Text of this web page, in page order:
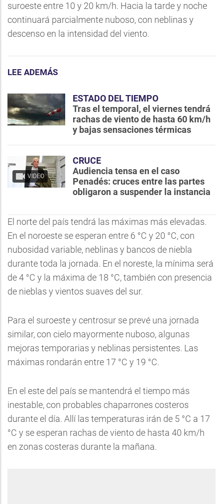
suroeste entre 10 y 20 km/h. Hacia la tarde y noche
continuará parcialmente nuboso, con neblinas y
descenso en la intensidad del viento.
LEE ADEMÁS
ESTADO DEL TIEMPO
Tras el temporal, el viernes tendrá
rachas de viento de hasta 60 km/h
y bajas sensaciones térmicas
VIDEO
CRUCE
Audiencia tensa en el caso
Penadés: cruces entre las partes
obligaron a suspender la instancia
El norte del país tendrá las máximas más elevadas.
En el noroeste se esperan entre 6 °C y 20 °C, con
nubosidad variable, neblinas y bancos de niebla
durante toda la jornada. En el noreste, la mínima será
de 4 °C y la máxima de 18 °C, también con presencia
de nieblas y vientos suaves del sur.
Para el suroeste y centrosur se prevé una jornada
similar, con cielo mayormente nuboso, algunas
mejoras temporarias y neblinas persistentes. Las
máximas rondarán entre 17 °C y 19 °C.
En el este del país se mantendrá el tiempo más
inestable, con probables chaparrones costeros
durante el día. Allí las temperaturas irán de 5 °C a 17
°C y se esperan rachas de viento de hasta 40 km/h
en zonas costeras durante la mañana.